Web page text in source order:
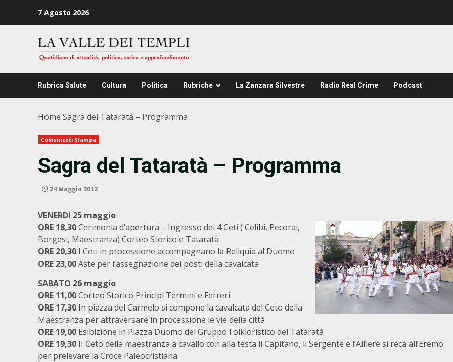
7 Agosto 2026
Rubrica Salute Cultura Politica Rubriche La Zanzara Silvestre Radio Real Crime Podcast
Home Sagra del Tataratà – Programma
Comunicati Stampa
Sagra del Tataratà – Programma
24 Maggio 2012
VENERDI 25 maggio
ORE 18,30Cerimonia d’apertura – Ingresso dei 4 Ceti ( Celibi, Pecorai,
Borgesi, Maestranza) Corteo Storico e Tataratà
ORE 20,30 I Ceti in processione accompagnano la Reliquia al Duomo
ORE 23,00Aste per l’assegnazione dei posti della cavalcata
SABATO 26 maggio
ORE 11,00Corteo Storico Principi Termini e Ferreri
ORE 17,30 In piazza del Carmelo si compone la cavalcata del Ceto della
Maestranza per attraversare in processione le vie della città
ORE 19,00 Esibizione in Piazza Duomo del Gruppo Folkloristico del Tataratà
ORE 19,30 II Ceto della maestranza a cavallo con alla testa il Capitano, il Sergente e l’Alfiere si reca all’Eremo
per prelevare la Croce Paleocristiana